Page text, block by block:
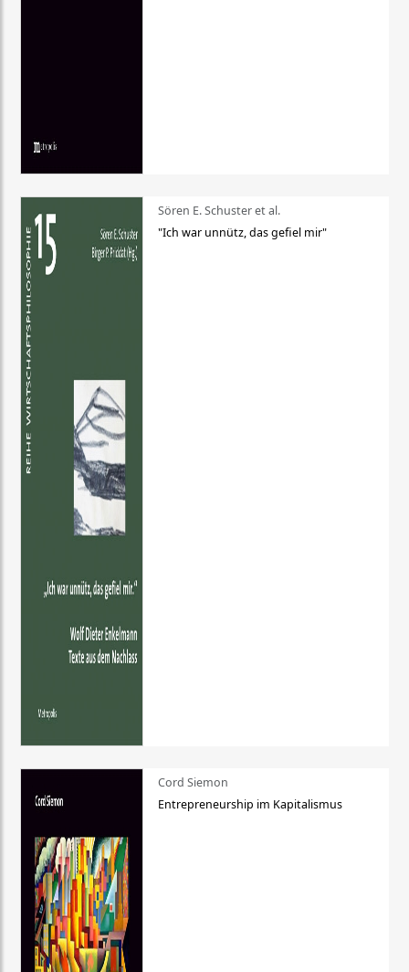
Sören E. Schuster et al.
"Ich war unnütz, das gefiel mir"
Cord Siemon
Entrepreneurship im Kapitalismus